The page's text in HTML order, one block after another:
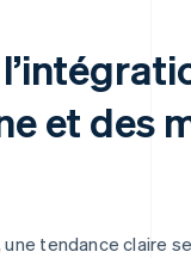
et des
tendance claire